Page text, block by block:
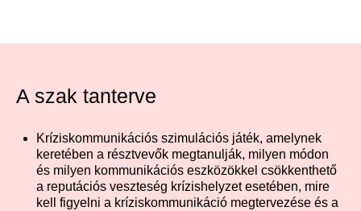
A szak tanterve
Kríziskommunikációs szimulációs játék, amelynek
keretében a résztvevők megtanulják, milyen módon
és milyen kommunikációs eszközökkel csökkenthető
a reputációs veszteség krízishelyzet esetében, mire
kell figyelni a kríziskommunikáció megtervezése és a